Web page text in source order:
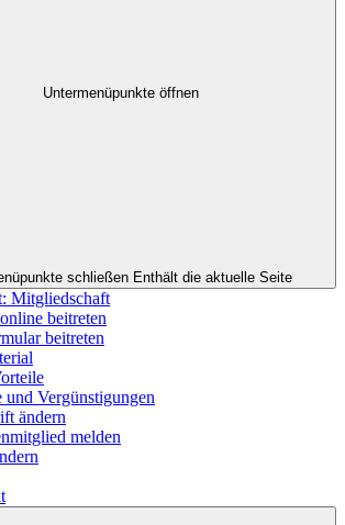
Untermenüpunkte öffnen
schließen Enthält die aktuelle Seite
Mitgliedschaft
beitreten
beitreten
und Vergünstigungen
ändern
melden